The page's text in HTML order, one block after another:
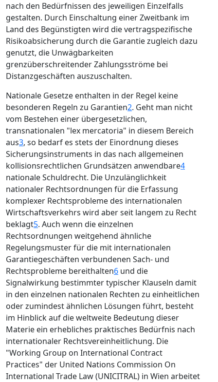
nach den Bedürfnissen des jeweiligen Einzelfalls
gestalten. Durch Einschaltung einer Zweitbank im
Land des Begünstigten wird die vertragspezifische
Risikoabsicherung durch die Garantie zugleich dazu
genutzt, die Unwägbarkeiten
grenzüberschreitender Zahlungsströme bei
Distanzgeschäften auszuschalten.
Nationale Gesetze enthalten in der Regel keine
besonderen Regeln zu Garantien2. Geht man nicht
vom Bestehen einer übergesetzlichen,
transnationalen "lex mercatoria" in diesem Bereich
aus3, so bedarf es stets der Einordnung dieses
Sicherungsinstruments in das nach allgemeinen
kollisionsrechtlichen Grundsätzen anwendbare4
nationale Schuldrecht. Die Unzulänglichkeit
nationaler Rechtsordnungen für die Erfassung
komplexer Rechtsprobleme des internationalen
Wirtschaftsverkehrs wird aber seit langem zu Recht
beklagt5. Auch wenn die einzelnen
Rechtsordnungen weitgehend ähnliche
Regelungsmuster für die mit internationalen
Garantiegeschäften verbundenen Sach- und
Rechtsprobleme bereithalten6 und die
Signalwirkung bestimmter typischer Klauseln damit
in den einzelnen nationalen Rechten zu einheitlichen
oder zumindest ähnlichen Lösungen führt, besteht
im Hinblick auf die weltweite Bedeutung dieser
Materie ein erhebliches praktisches Bedürfnis nach
internationaler Rechtsvereinheitlichung. Die
"Working Group on International Contract
Practices" der United Nations Commission On
International Trade Law (UNICITRAL) in Wien arbeitet